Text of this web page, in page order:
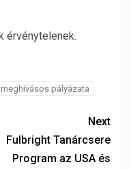
érvénytelenek.
pályázata
Next
Fulbright Tanárcsere
Program az USA és